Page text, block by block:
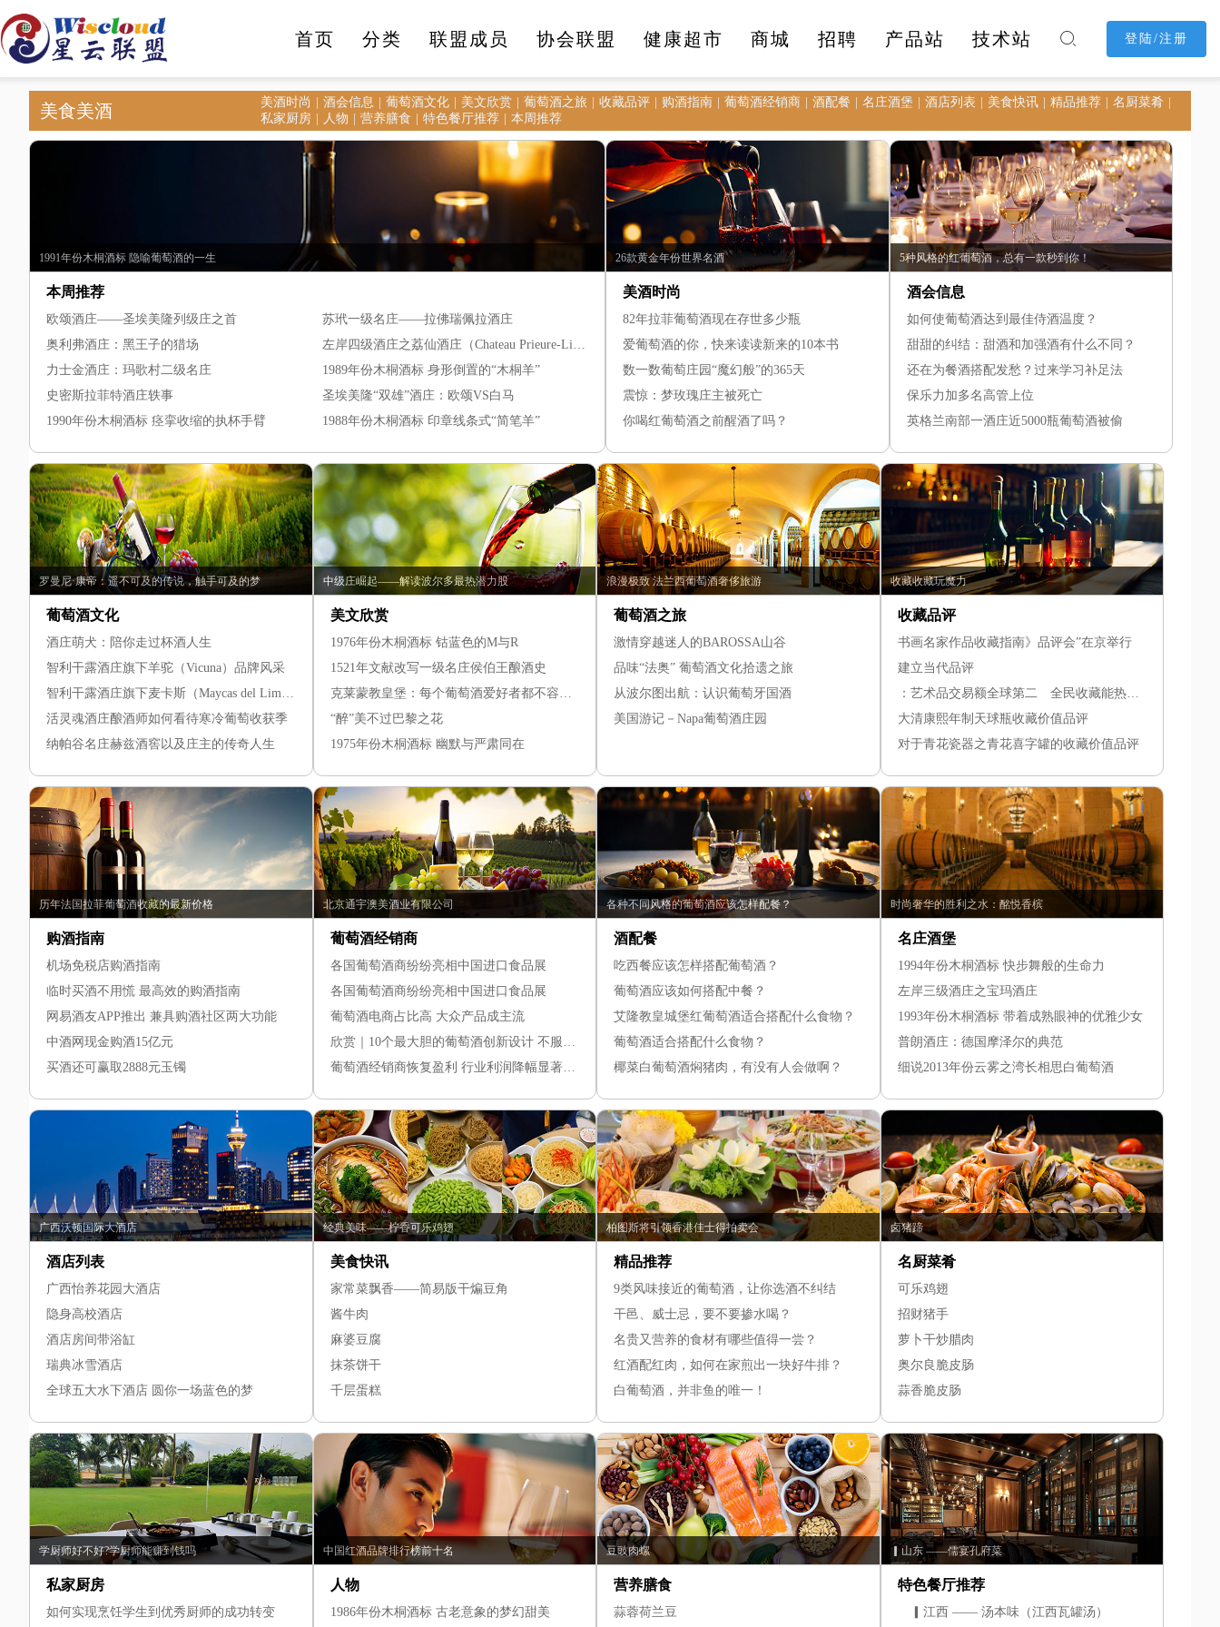
首页 分类
智能家电 医疗健康 文化旅游 美食美酒 时尚生活 消费购物 休闲娱乐 酒店民宿
联盟成员 协会联盟 健康超市 商城 招聘 产品站 技术站  登陆/注册
美食美酒 美酒时尚 酒会信息 葡萄酒文化 美文欣赏 葡萄酒之旅 收藏品评 购酒指南 葡萄酒经销商 酒配餐 名庄酒堡 酒店列表 美食快讯 精品推荐
名厨菜肴
私家厨房
人物 营养膳食 特色餐厅推荐 本周推荐
1991年份木桐酒标 隐喻葡萄酒的一生
本周推荐
欧颂酒庄——圣埃美隆列级庄之首
奥利弗酒庄：黑王子的猎场
力士金酒庄：玛歌村二级名庄
史密斯拉菲特酒庄轶事
1990年份木桐酒标 痉挛收缩的执杯手臂
苏玳一级名庄——拉佛瑞佩拉酒庄
左岸四级酒庄之荔仙酒庄（Chateau Prieure-Lichine
1989年份木桐酒标 身形倒置的“木桐羊”
圣埃美隆“双雄”酒庄：欧颂VS白马
1988年份木桐酒标 印章线条式“简笔羊”
26款黄金年份世界名酒
美酒时尚
82年拉菲葡萄酒现在存世多少瓶
爱葡萄酒的你，快来读读新来的10本书
数一数葡萄庄园“魔幻般”的365天
震惊：梦玫瑰庄主被死亡
你喝红葡萄酒之前醒酒了吗？
5种风格的红葡萄酒，总有一款秒到你！
酒会信息
如何使葡萄酒达到最佳侍酒温度？
甜甜的纠结：甜酒和加强酒有什么不同？
还在为餐酒搭配发愁？过来学习补足法
保乐力加多名高管上位
英格兰南部一酒庄近5000瓶葡萄酒被偷
罗曼尼·康帝：遥不可及的传说，触手可及的梦
葡萄酒文化
酒庄萌犬：陪你走过杯酒人生
智利干露酒庄旗下羊驼（Vicuna）品牌风采
活灵魂酒庄酿酒师如何看待寒冷葡萄收获季
纳帕谷名庄赫兹酒窖以及庄主的传奇人生
中级庄崛起——解读波尔多最热潜力股
美文欣赏
1976年份木桐酒标 钴蓝色的M与R
1521年文献改写一级名庄侯伯王酿酒史
“醉”美不过巴黎之花
1975年份木桐酒标 幽默与严肃同在
浪漫极致 法兰西葡萄酒奢侈旅游
葡萄酒之旅
激情穿越迷人的BAROSSA山谷
品味“法奥” 葡萄酒文化拾遗之旅
从波尔图出航：认识葡萄牙国酒
美国游记－Napa葡萄酒庄园
收藏收藏玩魔力
收藏品评
书画名家作品收藏指南》品评会”在京举行
建立当代品评
：艺术品交易额全球第二 全民收藏能热多久
大清康熙年制天球瓶收藏价值品评
对于青花瓷器之青花喜字罐的收藏价值品评
历年法国拉菲葡萄酒收藏的最新价格
购酒指南
机场免税店购酒指南
临时买酒不用慌 最高效的购酒指南
网易酒友APP推出 兼具购酒社区两大功能
中酒网现金购酒15亿元
买酒还可赢取2888元玉镯
北京通宇澳美酒业有限公司
葡萄酒经销商
各国葡萄酒商纷纷亮相中国进口食品展
各国葡萄酒商纷纷亮相中国进口食品展
葡萄酒电商占比高 大众产品成主流
各种不同风格的葡萄酒应该怎样配餐？
酒配餐
吃西餐应该怎样搭配葡萄酒？
葡萄酒应该如何搭配中餐？
艾隆教皇城堡红葡萄酒适合搭配什么食物？
葡萄酒适合搭配什么食物？
椰菜白葡萄酒焖猪肉，有没有人会做啊？
时尚奢华的胜利之水：酩悦香槟
名庄酒堡
1994年份木桐酒标 快步舞般的生命力
左岸三级酒庄之宝玛酒庄
1993年份木桐酒标 带着成熟眼神的优雅少女
普朗酒庄：德国摩泽尔的典范
细说2013年份云雾之湾长相思白葡萄酒
广西沃顿国际大酒店
酒店列表
广西怡养花园大酒店
隐身高校酒店
酒店房间带浴缸
瑞典冰雪酒店
全球五大水下酒店 圆你一场蓝色的梦
经典美味——柠香可乐鸡翅
美食快讯
家常菜飘香——简易版干煸豆角
酱牛肉
麻婆豆腐
抹茶饼干
千层蛋糕
柏图斯将引领香港佳士得拍卖会
精品推荐
9类风味接近的葡萄酒，让你选酒不纠结
干邑、威士忌，要不要掺水喝？
名贵又营养的食材有哪些值得一尝？
红酒配红肉，如何在家煎出一块好牛排？
白葡萄酒，并非鱼的唯一！
卤猪蹄
名厨菜肴
可乐鸡翅
招财猪手
萝卜干炒腊肉
奥尔良脆皮肠
蒜香脆皮肠
学厨师好不好?学厨师能赚到钱吗
私家厨房
如何实现烹饪学生到优秀厨师的成功转变
中国红酒品牌排行榜前十名
人物
1986年份木桐酒标 古老意象的梦幻甜美
豆豉肉螺
营养膳食
蒜蓉荷兰豆
▎山东 ——儒宴孔府菜
特色餐厅推荐
▎江西 —— 汤本味（江西瓦罐汤）